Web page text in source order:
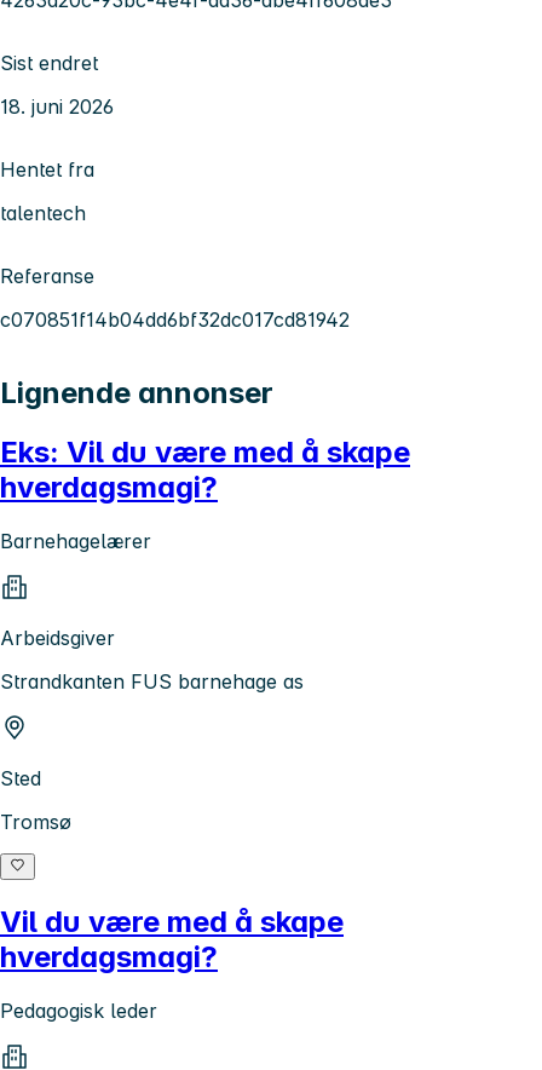
Sist endret
18. juni 2026
Hentet fra
talentech
Referanse
c070851f14b04dd6bf32dc017cd81942
Lignende annonser
Eks: Vil du være med å skape
hverdagsmagi?
Barnehagelærer
Arbeidsgiver
Strandkanten FUS barnehage as
Sted
Tromsø
Vil du være med å skape
hverdagsmagi?
Pedagogisk leder